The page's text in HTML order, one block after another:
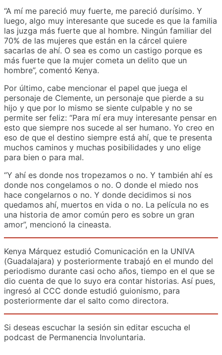
“A mí me pareció muy fuerte, me pareció durísimo. Y
luego, algo muy interesante que sucede es que la familia
las juzga más fuerte que al hombre. Ningún familiar del
70% de las mujeres que están en la cárcel quiere
sacarlas de ahí. O sea es como un castigo porque es
más fuerte que la mujer cometa un delito que un
hombre”, comentó Kenya.
Por último, cabe mencionar el papel que juega el
personaje de Clemente, un personaje que pierde a su
hijo y que por lo mismo se siente culpable y no se
permite ser feliz: “Para mí era muy interesante pensar en
esto que siempre nos sucede al ser humano. Yo creo en
eso de que el destino siempre está ahí, que te presenta
muchos caminos y muchas posibilidades y uno elige
para bien o para mal.
“Y ahí es donde nos tropezamos o no. Y también ahí es
donde nos congelamos o no. O donde el miedo nos
hace congelarnos o no. Y donde decidimos si nos
quedamos ahí, muertos en vida o no. La película no es
una historia de amor común pero es sobre un gran
amor”, mencionó la cineasta.
Kenya Márquez estudió Comunicación en la UNIVA
(Guadalajara) y posteriormente trabajó en el mundo del
periodismo durante casi ocho años, tiempo en el que se
dio cuenta de que lo suyo era contar historias. Así pues,
ingresó al CCC donde estudió guionismo, para
posteriormente dar el salto como directora.
Si deseas escuchar la sesión sin editar escucha el
podcast de Permanencia Involuntaria.